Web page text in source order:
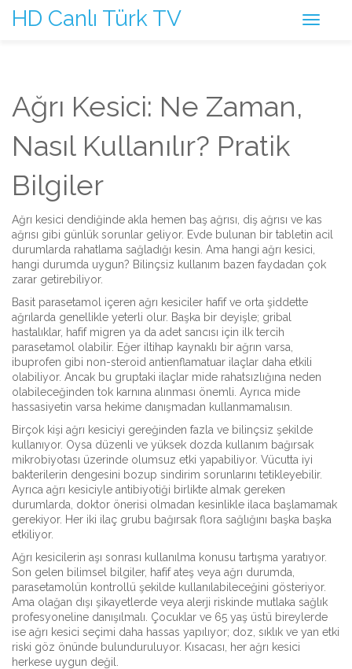
HD Canlı Türk TV
Ağrı Kesici: Ne Zaman,
Nasıl Kullanılır? Pratik
Bilgiler
Ağrı kesici dendiğinde akla hemen baş ağrısı, diş ağrısı ve kas
ağrısı gibi günlük sorunlar geliyor. Evde bulunan bir tabletin acil
durumlarda rahatlama sağladığı kesin. Ama hangi ağrı kesici,
hangi durumda uygun? Bilinçsiz kullanım bazen faydadan çok
zarar getirebiliyor.
Basit parasetamol içeren ağrı kesiciler hafif ve orta şiddette
ağrılarda genellikle yeterli olur. Başka bir deyişle; gribal
hastalıklar, hafif migren ya da adet sancısı için ilk tercih
parasetamol olabilir. Eğer iltihap kaynaklı bir ağrın varsa,
ibuprofen gibi non-steroid antienflamatuar ilaçlar daha etkili
olabiliyor. Ancak bu gruptaki ilaçlar mide rahatsızlığına neden
olabileceğinden tok karnına alınması önemli. Ayrıca mide
hassasiyetin varsa hekime danışmadan kullanmamalısın.
Birçok kişi ağrı kesiciyi gereğinden fazla ve bilinçsiz şekilde
kullanıyor. Oysa düzenli ve yüksek dozda kullanım bağırsak
mikrobiyotası üzerinde olumsuz etki yapabiliyor. Vücutta iyi
bakterilerin dengesini bozup sindirim sorunlarını tetikleyebilir.
Ayrıca ağrı kesiciyle antibiyotiği birlikte almak gereken
durumlarda, doktor önerisi olmadan kesinlikle ilaca başlamamak
gerekiyor. Her iki ilaç grubu bağırsak flora sağlığını başka başka
etkiliyor.
Ağrı kesicilerin aşı sonrası kullanılma konusu tartışma yaratıyor.
Son gelen bilimsel bilgiler, hafif ateş veya ağrı durumda,
parasetamolün kontrollü şekilde kullanılabileceğini gösteriyor.
Ama olağan dışı şikayetlerde veya alerji riskinde mutlaka sağlık
profesyoneline danışılmalı. Çocuklar ve 65 yaş üstü bireylerde
ise ağrı kesici seçimi daha hassas yapılıyor; doz, sıklık ve yan etki
riski göz önünde bulunduruluyor. Kısacası, her ağrı kesici
herkese uygun değil.